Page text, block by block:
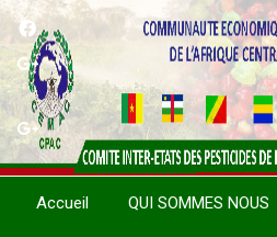
Aller
contenu
principal
Accueil QUI SOMMES NOUS